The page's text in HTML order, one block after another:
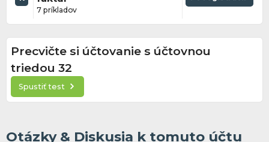
7 príkladov
Precvičte si účtovanie s účtovnou
triedou 32
Spustiť test
Otázky & Diskusia k tomuto účtu